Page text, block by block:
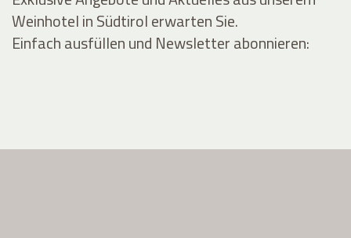
Weinhotel in Südtirol erwarten Sie.
Einfach ausfüllen und Newsletter abonnieren: